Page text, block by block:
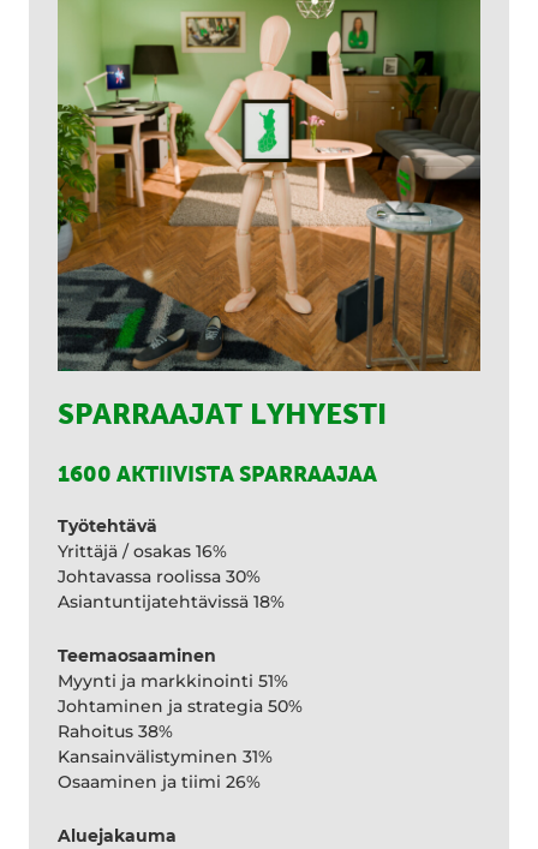
SPARRAAJAT LYHYESTI
1600 AKTIIVISTA SPARRAAJAA
Työtehtävä
Yrittäjä / osakas 16%
Johtavassa roolissa 30%
Asiantuntijatehtävissä 18%
Teemaosaaminen
Myynti ja markkinointi 51%
Johtaminen ja strategia 50%
Rahoitus 38%
Kansainvälistyminen 31%
Osaaminen ja tiimi 26%
Aluejakauma